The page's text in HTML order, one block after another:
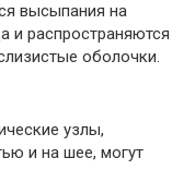
высыпания на
и распространяются
оболочки.
узлы,
и на шее, могут